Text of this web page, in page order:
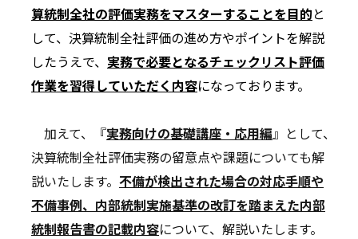
算統制全社の評価実務をマスターすることを目的と
して、決算統制全社評価の進め方やポイントを解説
したうえで、 実務で必要となるチェックリスト評価
作業を習得していただく内容になっております。
加えて、『実務向けの基礎講座・応用編』として、
決算統制全社評価実務の留意点や課題についても解
説いたします。 不備が検出された場合の対応手順や
不備事例、内部統制実施基準の改訂を踏まえた内部
統制報告書の記載内容について、解説いたします。